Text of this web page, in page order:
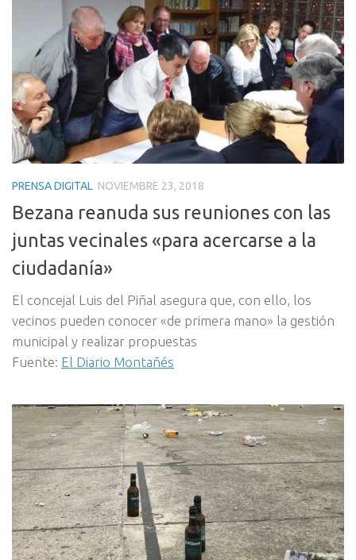
PRENSA DIGITAL NOVIEMBRE 23, 2018
Bezana reanuda sus reuniones con las
juntas vecinales «para acercarse a la
ciudadanía»
El concejal Luis del Piñal asegura que, con ello, los
vecinos pueden conocer «de primera mano» la gestión
municipal y realizar propuestas
Fuente: El Diario Montañés